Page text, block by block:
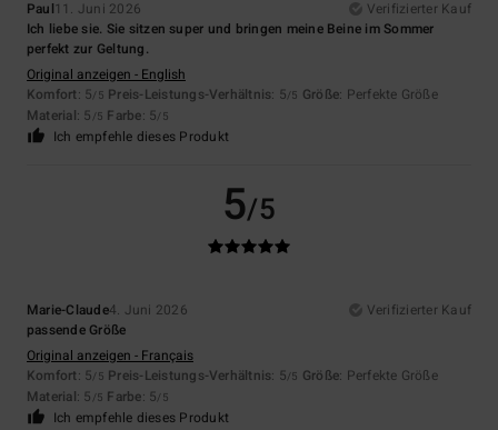
Paul11. Juni 2026
Verifizierter Kauf
Ich liebe sie. Sie sitzen super und bringen meine Beine im Sommer
perfekt zur Geltung.
Original anzeigen - English
Komfort: 5/5 Preis-Leistungs-Verhältnis: 5/5 Größe: Perfekte Größe
Material: 5 /5 Farbe: 5/5
Ich empfehle dieses Produkt
5/5
Marie-Claude4. Juni 2026
Verifizierter Kauf
passende Größe
Original anzeigen - Français
Komfort: 5/5 Preis-Leistungs-Verhältnis: 5/5 Größe: Perfekte Größe
Material: 5 /5 Farbe: 5/5
Ich empfehle dieses Produkt